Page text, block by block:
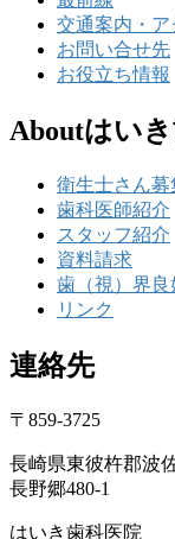
交通案内・ア
お問い合せ先
お役立ち情報
Aboutはい
衛生士さん募
歯科医師紹介
スタッフ紹介
資料請求
歯（視）界良
リンク
連絡先
〒859-3725
長崎県東彼杵郡波
長野郷480-1
はいき歯科医院